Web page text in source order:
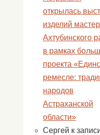
и
открылась
изделий
Ахтубинского
в рамках
проекта
ремесле:
народов
Астраханской
области»
Сергей к